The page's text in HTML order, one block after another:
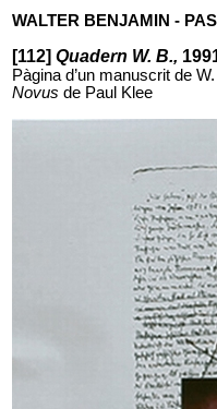
WALTER BENJAMIN -
[112] Quadern W. B.,
Pàgina d’un manuscrit de
Novus de Paul Klee